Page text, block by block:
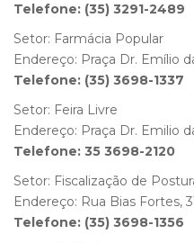
Telefone: (35) 3291-2489
Setor: Farmácia Popular
Endereço: Praça Dr. Emílio
Telefone: (35) 3698-1337
Setor: Feira Livre
Endereço: Praça Dr. Emilio
Telefone: 35 3698-2120
Setor: Fiscalização de
Endereço: Rua Bias Fortes,
Telefone: (35) 3698-1356